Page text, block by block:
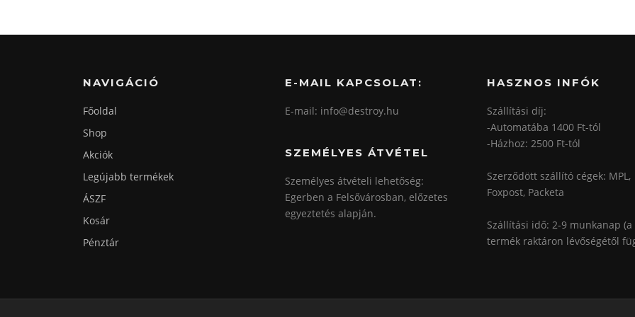
NAVIGÁCIÓ
Főoldal
Shop
Akciók
Legújabb termékek
ÁSZF
Kosár
Pénztár
E-MAIL KAPCSOLAT:
E-mail: info@destroy.hu
SZEMÉLYES ÁTVÉTEL
Személyes átvételi lehetőség:
Egerben a Felsővárosban, előzetes
egyeztetés alapján.
HASZNOS INFÓK
Szállítási díj:
-Automatába 1400 Ft-tól
-Házhoz: 2500 Ft-tól
Szerződött szállító cégek: MPL,
Foxpost, Packeta
Szállítási idő: 2-9 munkanap (a
termék raktáron lévőségétől